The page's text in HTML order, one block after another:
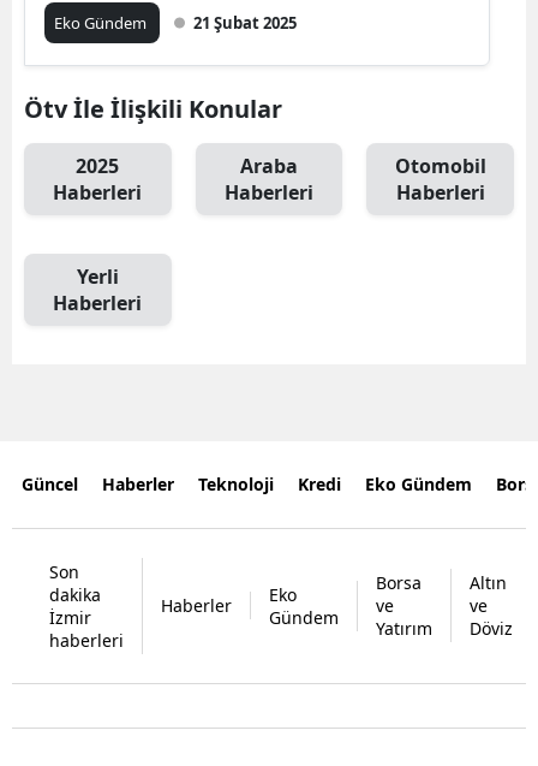
Eko Gündem 21 Şubat 2025
Ötv İle İlişkili Konular
2025
Haberleri
Araba
Haberleri
Otomobil
Haberleri
Yerli
Haberleri
Güncel Haberler Teknoloji Kredi Eko Gündem
Son
dakika
İzmir
haberleri
Haberler
Eko
Gündem
Borsa
ve
Yatırım
Altın
ve
Döviz